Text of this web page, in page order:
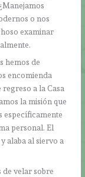
o nos
examinar
hemos de
encomienda
a la Casa
la misión que
específicamente
personal. El
alaba al siervo a
velar sobre